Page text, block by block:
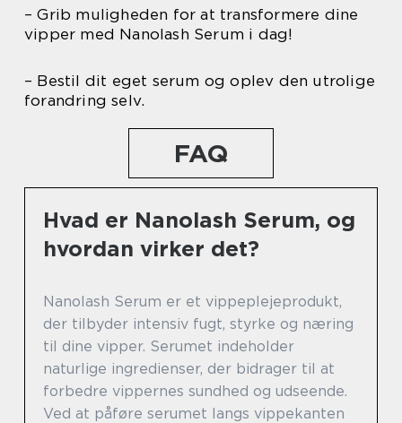
– Grib muligheden for at transformere dine
vipper med Nanolash Serum i dag!
– Bestil dit eget serum og oplev den utrolige
forandring selv.
FAQ
Hvad er Nanolash Serum, og
hvordan virker det?
Nanolash Serum er et vippeplejeprodukt,
der tilbyder intensiv fugt, styrke og næring
til dine vipper. Serumet indeholder
naturlige ingredienser, der bidrager til at
forbedre vippernes sundhed og udseende.
Ved at påføre serumet langs vippekanten